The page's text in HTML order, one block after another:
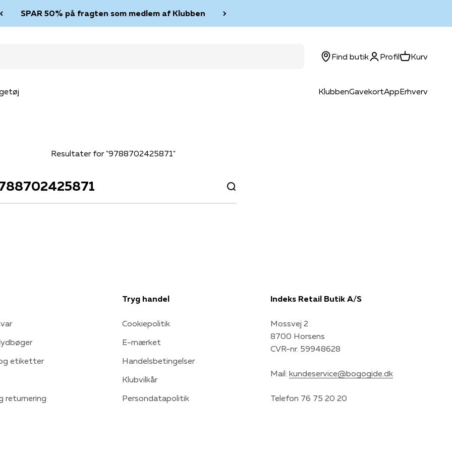
SPAR 50% på fragten som medlem af Klubben
KlubbenGavekortAppErhverv
Find butikLog ind
ProfilKurvKurv
Resultater for "9788702425871"
etiketter
returnering
Tryg handel
Cookiepolitik
E-mærket
Handelsbetingelser
Klubvilkår
Persondatapolitik
Indeks Retail Butik A/S
Mossvej 2
8700 Horsens
CVR-nr. 59948628
Mail: kundeservice@bogogide.dk
Telefon 76 75 20 20